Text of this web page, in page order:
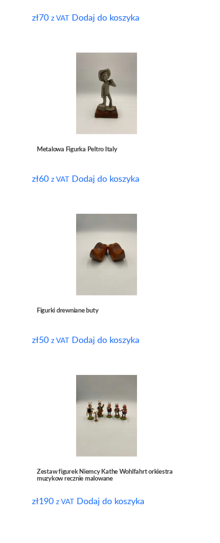
zł70 z VAT Dodaj do koszyka
Metalowa Figurka Peltro Italy
zł60 z VAT Dodaj do koszyka
Figurki drewniane buty
zł50 z VAT Dodaj do koszyka
Zestaw figurek Niemcy Kathe Wohlfahrt orkiestra
muzykow recznie malowane
zł190 z VAT Dodaj do koszyka